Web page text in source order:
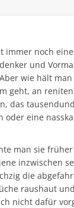
immer noch
und
wie hält
geht, an
das
oder eine
man sie früher
inzwischen
die
raushaut
nicht dafür